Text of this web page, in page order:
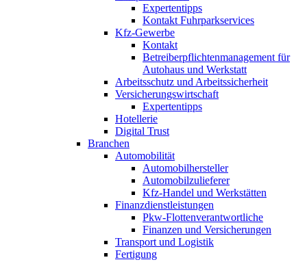
Expertentipps
Kontakt Fuhrparkservices
Kfz-Gewerbe
Kontakt
Betreiberpflichtenmanagement für
Autohaus und Werkstatt
Arbeitsschutz und Arbeitssicherheit
Versicherungswirtschaft
Expertentipps
Hotellerie
Digital Trust
Branchen
Automobilität
Automobilhersteller
Automobilzulieferer
Kfz-Handel und Werkstätten
Finanzdienstleistungen
Pkw‑Flottenverantwortliche
Finanzen und Versicherungen
Transport und Logistik
Fertigung